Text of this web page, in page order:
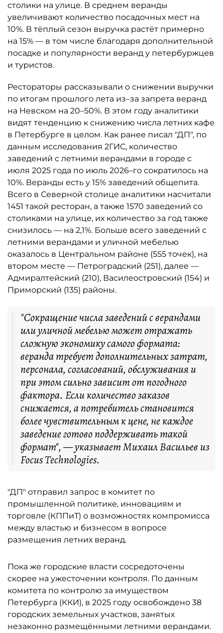
столики на улице. В среднем веранды
увеличивают количество посадочных мест на
10%. В тёплый сезон выручка растёт примерно
на 15% — в том числе благодаря дополнительной
посадке и популярности веранд у петербуржцев
и туристов.
Рестораторы рассказывали о снижении выручки
по итогам прошлого лета из–за запрета веранд
на Невском на 20–50%. В этом году аналитики
видят тенденцию к снижению числа летних кафе
в Петербурге в целом. Как ранее писал "ДП", по
данным исследования 2ГИС, количество
заведений с летними верандами в городе с
июля 2025 года по июль 2026–го сократилось на
10%. Веранды есть у 15% заведений общепита.
Всего в Северной столице аналитики насчитали
1451 такой ресторан, а также 1570 заведений со
столиками на улице, их количество за год также
снизилось — на 2,1%. Больше всего заведений с
летними верандами и уличной мебелью
оказалось в Центральном районе (555 точек), на
втором месте — Петроградский (251), далее —
Адмиралтейский (210), Василеостровский (154) и
Приморский (135) районы.
"Сокращение числа заведений с верандами
или уличной мебелью может отражать
сложную экономику самого формата:
веранда требует дополнительных затрат,
персонала, согласований, обслуживания и
при этом сильно зависит от погодного
фактора. Если количество заказов
снижается, а потребитель становится
более чувствительным к цене, не каждое
заведение готово поддерживать такой
формат", — указывает Михаил Васильев из
Focus Technologies.
"ДП" отправил запрос в комитет по
промышленной политике, инновациям и
торговле (КППиТ) о возможностях компромисса
между властью и бизнесом в вопросе
размещения летних веранд.
Пока же городские власти сосредоточены
скорее на ужесточении контроля. По данным
комитета по контролю за имуществом
Петербурга (ККИ), в 2025 году освобождено 38
городских земельных участков, занятых
незаконно размещёнными летними верандами.